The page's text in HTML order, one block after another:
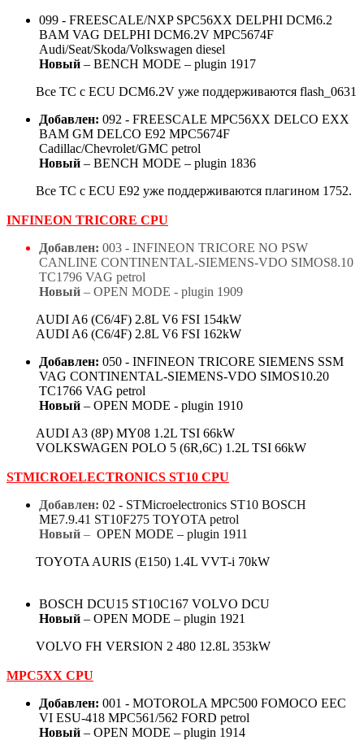
099 - FREESCALE/NXP SPC56XX DELPHI DCM6.2
BAM VAG DELPHI DCM6.2V MPC5674F
Audi/Seat/Skoda/Volkswagen diesel
Новый – BENCH MODE – plugin 1917
Все ТС с ECU DCM6.2V уже поддерживаются flash_0631
Добавлен: 092 - FREESCALE MPC56XX DELCO EXX
BAM GM DELCO E92 MPC5674F
Cadillac/Chevrolet/GMC petrol
Новый – BENCH MODE – plugin 1836
Все ТС с ECU E92 уже поддерживаются плагином 1752.
INFINEON TRICORE CPU
Добавлен: 003 - INFINEON TRICORE NO PSW
CANLINE CONTINENTAL-SIEMENS-VDO SIMOS8.10
TC1796 VAG petrol
Новый – OPEN MODE - plugin 1909
AUDI A6 (C6/4F) 2.8L V6 FSI 154kW
AUDI A6 (C6/4F) 2.8L V6 FSI 162kW
Добавлен: 050 - INFINEON TRICORE SIEMENS SSM
VAG CONTINENTAL-SIEMENS-VDO SIMOS10.20
TC1766 VAG petrol
Новый – OPEN MODE - plugin 1910
AUDI A3 (8P) MY08 1.2L TSI 66kW
VOLKSWAGEN POLO 5 (6R,6C) 1.2L TSI 66kW
STMICROELECTRONICS ST10 CPU
Добавлен: 02 - STMicroelectronics ST10 BOSCH
ME7.9.41 ST10F275 TOYOTA petrol
Новый – OPEN MODE – plugin 1911
TOYOTA AURIS (E150) 1.4L VVT-i 70kW
BOSCH DCU15 ST10C167 VOLVO DCU
Новый – OPEN MODE – plugin 1921
VOLVO FH VERSION 2 480 12.8L 353kW
MPC5XX CPU
Добавлен: 001 - MOTOROLA MPC500 FOMOCO EEC
VI ESU-418 MPC561/562 FORD petrol
Новый – OPEN MODE – plugin 1914